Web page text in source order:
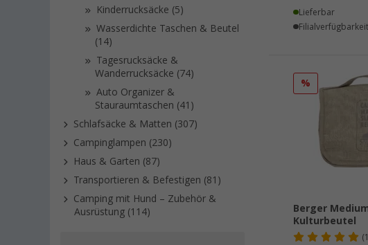
Kinderrucksäcke (5)
Wasserdichte Taschen & Beutel
(14)
Tagesrucksäcke &
Wanderrucksäcke (74)
Auto Organizer &
Stauraumtaschen (41)
Schlafsäcke & Matten (307)
Campinglampen (230)
Haus & Garten (87)
Transportieren & Befestigen (81)
Camping mit Hund – Zubehör &
Ausrüstung (114)
Lieferbar
%
Berger
Kulturbeutel